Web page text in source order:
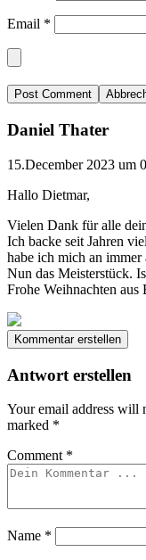
Email *
Daniel Thater
15.December 2023 um
Hallo Dietmar,
Vielen Dank für alle
Ich backe seit Jahren
habe ich mich an
Nun das Meisterstück.
Frohe Weihnachten aus
Kommentar erstellen
Antwort erstellen
Your email address will
marked *
Comment *
Name *